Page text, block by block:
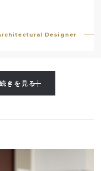
Designer
きを見る